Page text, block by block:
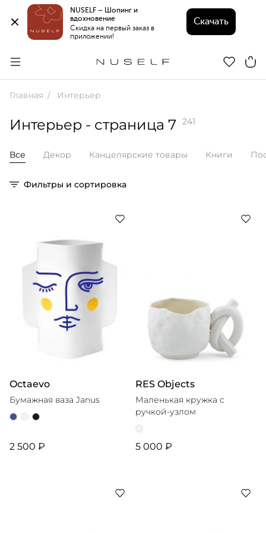
NUSELF – Шопинг и
вдохновение
Скидка на первый заказ в
приложении!
Скачать
Главная Интерьер
Интерьер - страница 7 241
Все Декор Канцелярские товары Книги
Фильтры и сортировка
Octaevo
Бумажная ваза Janus
2 500 ₽
RES Objects
Маленькая кружка с
ручкой-узлом
5 000 ₽